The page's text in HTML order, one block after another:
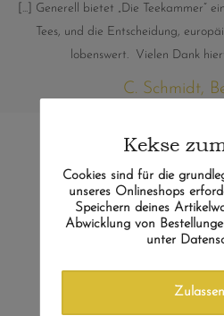
[...] Generell bietet „Die Teekammer“
Tees, und die Entscheidung,
lobenswert. Vielen Dank
C. Schmidt,
Vielleicht
Kekse
Cookies sind für die
unseres Onlineshops
Speichern deines
Abwicklung von
unter
Zulassen